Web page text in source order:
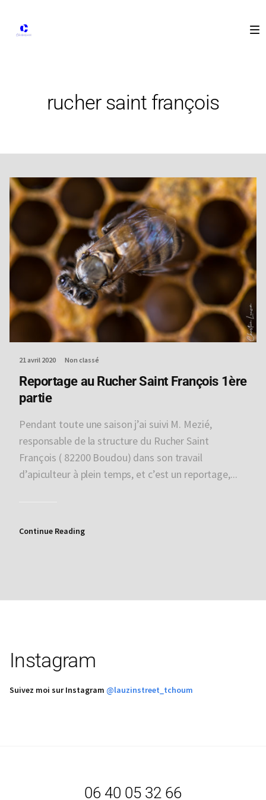
rucher saint françois
21 avril 2020 Non classé
Reportage au Rucher Saint François 1ère
partie
Pendant toute une saison j’ai suivi M. Mezié,
responsable de la structure du Rucher Saint
François ( 82200 Boudou) dans son travail
d’apiculteur à plein temps, et c’est un reportage,...
Continue Reading
Instagram
Suivez moi sur Instagram @lauzinstreet_tchoum
06 40 05 32 66